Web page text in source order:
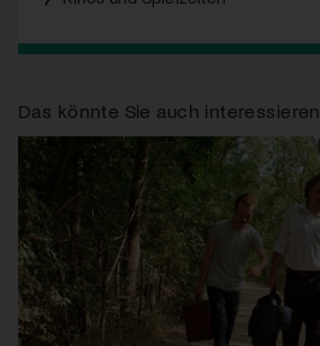
Das könnte Sie auch interessieren